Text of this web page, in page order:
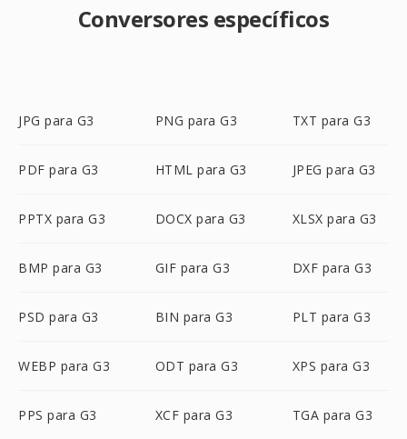
Conversores específicos
JPG para G3 PNG para G3 TXT para G3
PDF para G3 HTML para G3 JPEG para G3
PPTX para G3 DOCX para G3 XLSX para G3
BMP para G3 GIF para G3 DXF para G3
PSD para G3 BIN para G3 PLT para G3
WEBP para G3 ODT para G3 XPS para G3
PPS para G3 XCF para G3 TGA para G3